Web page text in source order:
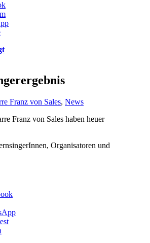
Franz von Sales, News
Franz von Sales haben heuer
Organisatoren und